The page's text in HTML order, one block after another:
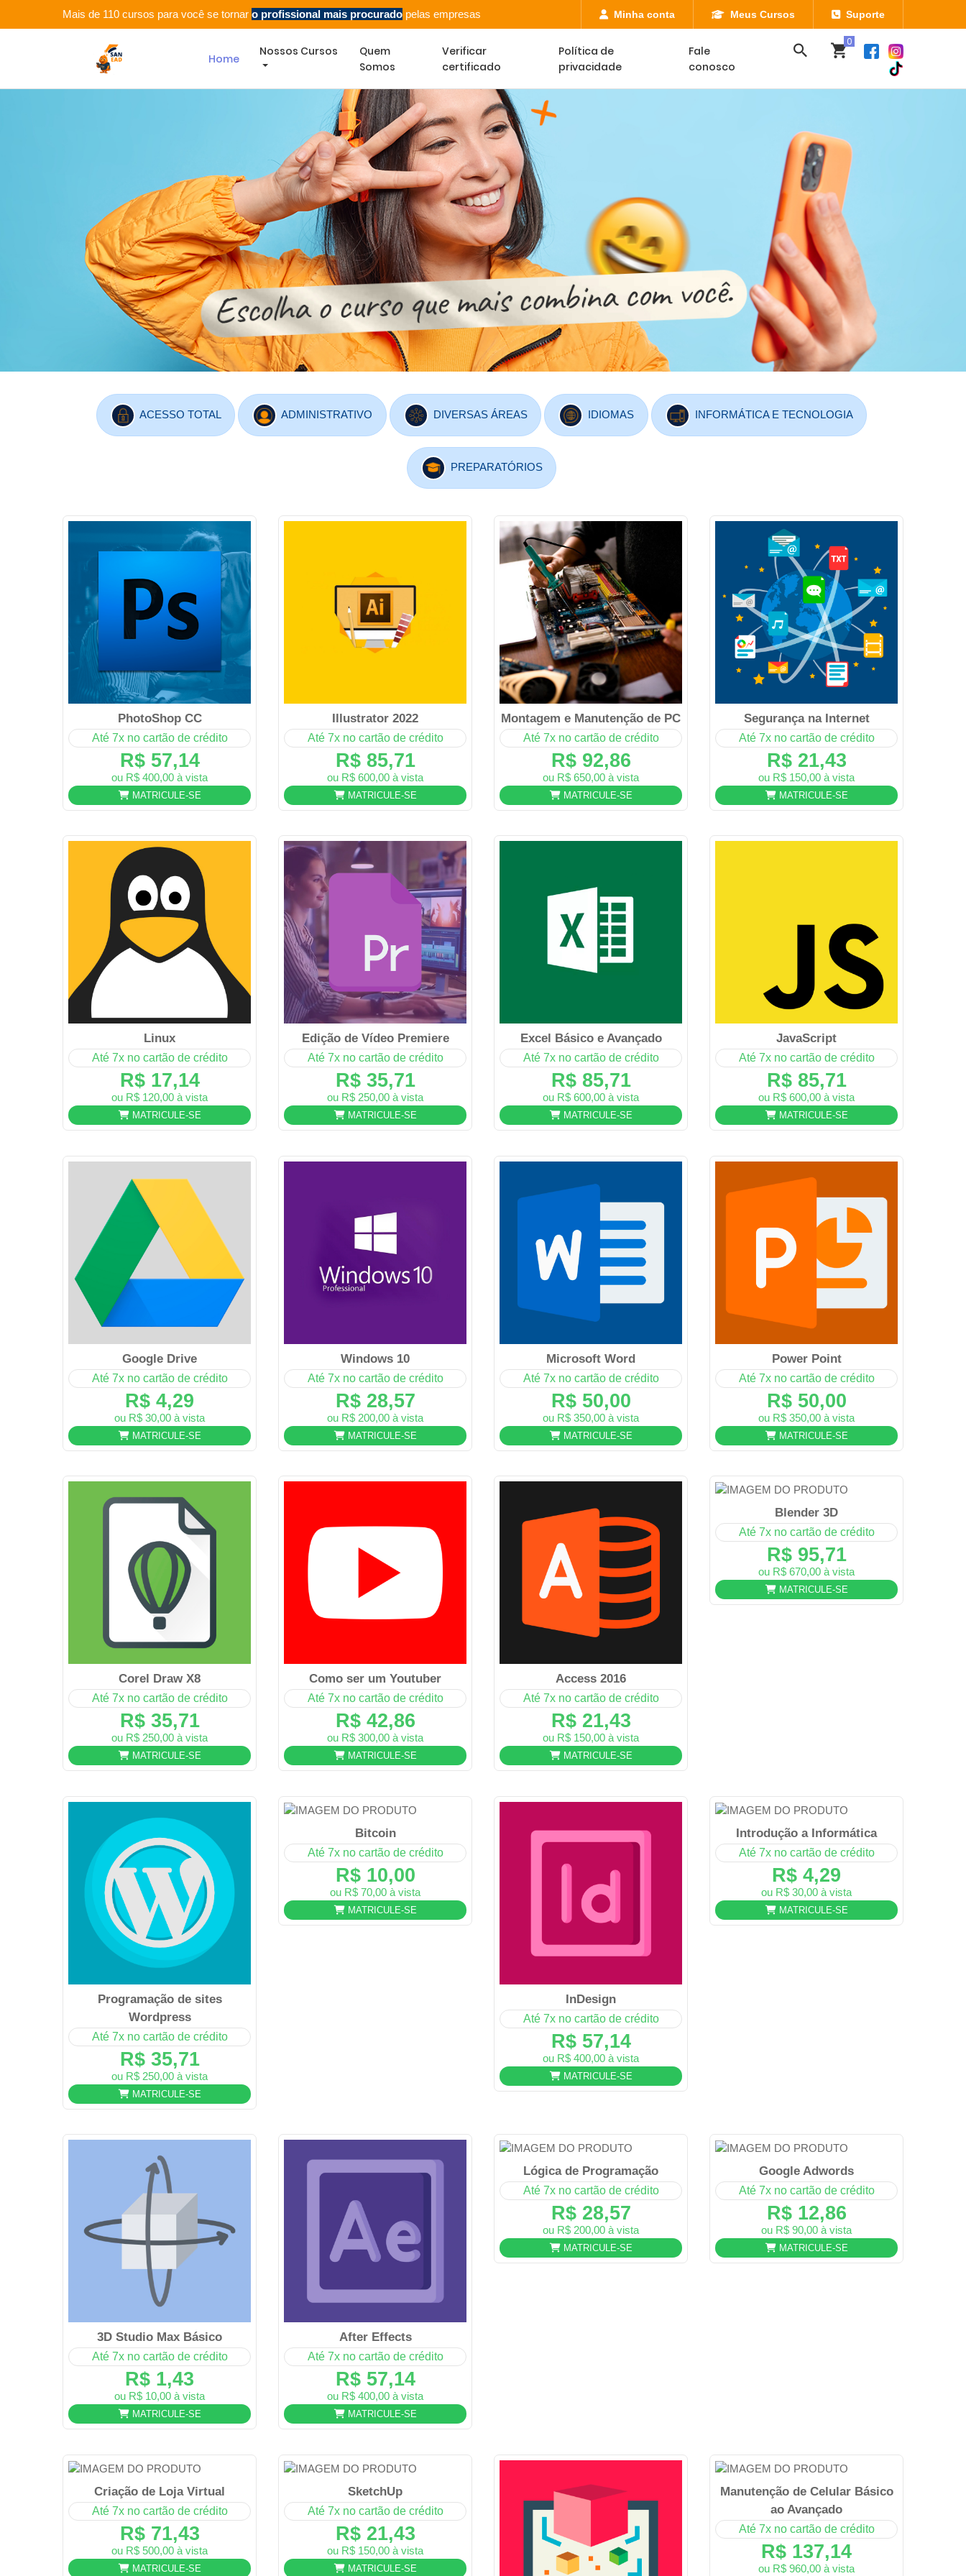
Mais de 110 cursos para você se tornar o profissional mais procurado pelas empresas Minha conta Meus Cursos Suporte
Home
Nossos Cursos
Quem
Somos
Verificar
certificado
Política de
privacidade
Fale
conosco
ACESSO TOTAL ADMINISTRATIVO DIVERSAS ÁREAS IDIOMAS INFORMÁTICA E TECNOLOGIA
PREPARATÓRIOS
PhotoShop CC
Até 7x no cartão de crédito
R$ 57,14
ou R$ 400,00 à vista
MATRICULE-SE
Illustrator 2022
Até 7x no cartão de crédito
R$ 85,71
ou R$ 600,00 à vista
MATRICULE-SE
Montagem e Manutenção de PC
Até 7x no cartão de crédito
R$ 92,86
ou R$ 650,00 à vista
MATRICULE-SE
Segurança na Internet
Até 7x no cartão de crédito
R$ 21,43
ou R$ 150,00 à vista
MATRICULE-SE
Linux
Até 7x no cartão de crédito
R$ 17,14
ou R$ 120,00 à vista
MATRICULE-SE
Edição de Vídeo Premiere
Até 7x no cartão de crédito
R$ 35,71
ou R$ 250,00 à vista
MATRICULE-SE
Excel Básico e Avançado
Até 7x no cartão de crédito
R$ 85,71
ou R$ 600,00 à vista
MATRICULE-SE
JavaScript
Até 7x no cartão de crédito
R$ 85,71
ou R$ 600,00 à vista
MATRICULE-SE
Google Drive
Até 7x no cartão de crédito
R$ 4,29
ou R$ 30,00 à vista
MATRICULE-SE
Windows 10
Até 7x no cartão de crédito
R$ 28,57
ou R$ 200,00 à vista
MATRICULE-SE
Microsoft Word
Até 7x no cartão de crédito
R$ 50,00
ou R$ 350,00 à vista
MATRICULE-SE
Power Point
Até 7x no cartão de crédito
R$ 50,00
ou R$ 350,00 à vista
MATRICULE-SE
Corel Draw X8
Até 7x no cartão de crédito
R$ 35,71
ou R$ 250,00 à vista
MATRICULE-SE
Como ser um Youtuber
Até 7x no cartão de crédito
R$ 42,86
ou R$ 300,00 à vista
MATRICULE-SE
Access 2016
Até 7x no cartão de crédito
R$ 21,43
ou R$ 150,00 à vista
MATRICULE-SE
Blender 3D
Até 7x no cartão de crédito
R$ 95,71
ou R$ 670,00 à vista
MATRICULE-SE
Programação de sites
Wordpress
Até 7x no cartão de crédito
R$ 35,71
ou R$ 250,00 à vista
MATRICULE-SE
Bitcoin
Até 7x no cartão de crédito
R$ 10,00
ou R$ 70,00 à vista
MATRICULE-SE
InDesign
Até 7x no cartão de crédito
R$ 57,14
ou R$ 400,00 à vista
MATRICULE-SE
Introdução a Informática
Até 7x no cartão de crédito
R$ 4,29
ou R$ 30,00 à vista
MATRICULE-SE
3D Studio Max Básico
Até 7x no cartão de crédito
R$ 1,43
ou R$ 10,00 à vista
MATRICULE-SE
After Effects
Até 7x no cartão de crédito
R$ 57,14
ou R$ 400,00 à vista
MATRICULE-SE
Lógica de Programação
Até 7x no cartão de crédito
R$ 28,57
ou R$ 200,00 à vista
MATRICULE-SE
Google Adwords
Até 7x no cartão de crédito
R$ 12,86
ou R$ 90,00 à vista
MATRICULE-SE
Criação de Loja Virtual
Até 7x no cartão de crédito
R$ 71,43
ou R$ 500,00 à vista
MATRICULE-SE
SketchUp
Até 7x no cartão de crédito
R$ 21,43
ou R$ 150,00 à vista
MATRICULE-SE
Manutenção de Celular Básico
ao Avançado
Até 7x no cartão de crédito
R$ 137,14
ou R$ 960,00 à vista